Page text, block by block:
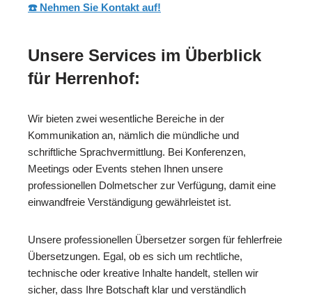
☎️ Nehmen Sie Kontakt auf!
Unsere Services im Überblick
für Herrenhof:
Wir bieten zwei wesentliche Bereiche in der
Kommunikation an, nämlich die mündliche und
schriftliche Sprachvermittlung. Bei Konferenzen,
Meetings oder Events stehen Ihnen unsere
professionellen Dolmetscher zur Verfügung, damit eine
einwandfreie Verständigung gewährleistet ist.
Unsere professionellen Übersetzer sorgen für fehlerfreie
Übersetzungen. Egal, ob es sich um rechtliche,
technische oder kreative Inhalte handelt, stellen wir
sicher, dass Ihre Botschaft klar und verständlich